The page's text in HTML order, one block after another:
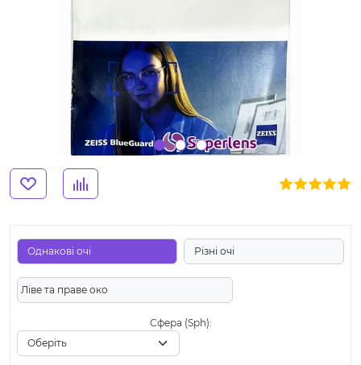
Однакові очі Різні очі
Ліве та праве око
Сфера (Sph):